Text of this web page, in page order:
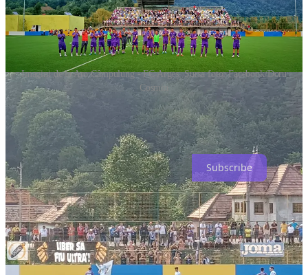
Imagini de la Aro Câmpulung - FC Argeș. Sursa foto: Facebook/Doru
Cosmin
FC Arges Insider este o publicație susținută de cititori.
Pentru a
primi postări noi și pentru a-mi susține munca, luați în
considerare să deveniți un abonat gratuit sau cu plată.
Subscribe
Share
Previous
Next